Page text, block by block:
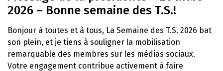
2026 – Bonne semaine des T.S.!
Bonjour à toutes et à tous, La Semaine des T.S. 2026 bat
son plein, et je tiens à souligner la mobilisation
remarquable des membres sur les médias sociaux.
Votre engagement contribue activement à faire